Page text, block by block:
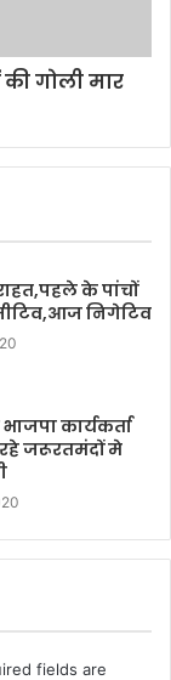
गोली मार
के पांचों
निगेटिव
कार्यकर्ता
जरूरतमंदों मे
fields are